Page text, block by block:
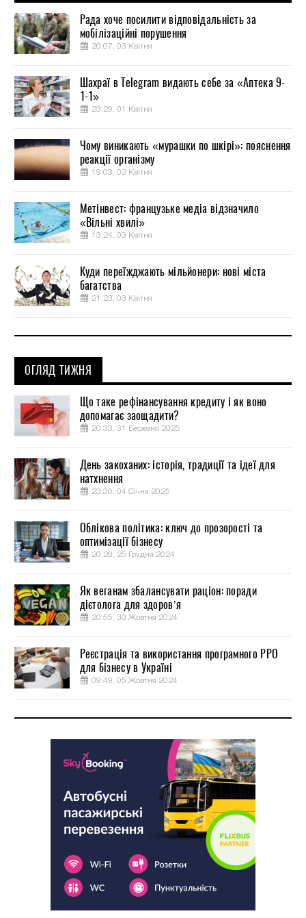
Рада хоче посилити відповідальність за
мобілізаційні порушення
20:07, 03 Квітня
Шахраї в Telegram видають себе за «Аптека 9-
1-1»
23:29, 01 Квітня
Чому виникають «мурашки по шкірі»: пояснення
реакції організму
19:03, 02 Квітня
Метінвест: французьке медіа відзначило
«Вільні хвилі»
13:24, 03 Квітня
Куди переїжджають мільйонери: нові міста
багатства
21:23, 03 Квітня
ОГЛЯД ТИЖНЯ
Що таке рефінансування кредиту і як воно
допомагає заощадити?
20:33, 31 Березня 2025
День закоханих: історія, традиції та ідеї для
натхнення
23:30, 04 Січня 2025
Облікова політика: ключ до прозорості та
оптимізації бізнесу
20:28, 25 Грудня 2024
Як веганам збалансувати раціон: поради
дієтолога для здоров’я
20:55, 30 Жовтня 2024
Реєстрація та використання програмного РРО
для бізнесу в Україні
09:49, 05 Жовтня 2024